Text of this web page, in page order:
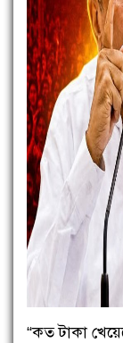
“কত টাকা